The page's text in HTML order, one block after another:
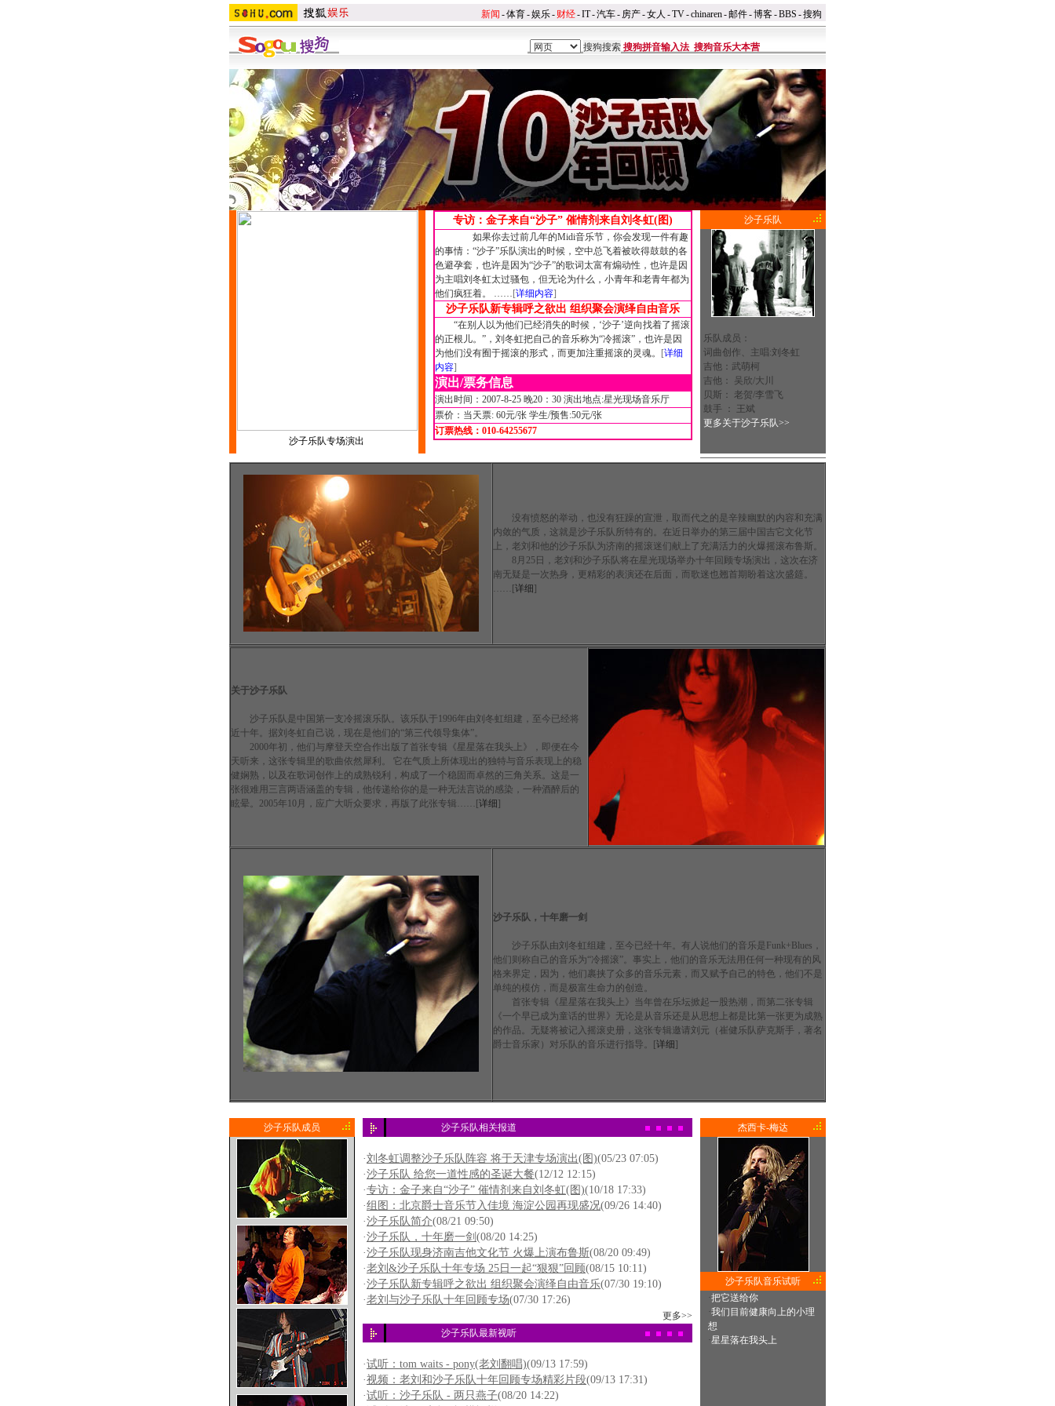
新闻 -体育-娱乐- 财经-IT-汽车- 房产-女人 -TV-chinaren-邮件-博客-BBS -搜狗
搜狗拼音输入法 搜狗音乐大本营
沙子乐队专场演出
专访：金子来自“沙子” 催情剂来自刘冬虹(图)
如果你去过前几年的Midi音乐节，你会发现一件有趣
的事情：“沙子”乐队演出的时候，空中总飞着被吹得鼓鼓的各
色避孕套，也许是因为“沙子”的歌词太富有煽动性，也许是因
为主唱刘冬虹太过骚包，但无论为什么，小青年和老青年都为
他们疯狂着。 …… [详细内容]
沙子乐队新专辑呼之欲出 组织聚会演绎自由音乐
“在别人以为他们已经消失的时候，‘沙子’逆向找着了摇滚
的正根儿。”，刘冬虹把自己的音乐称为“冷摇滚”，也许是因
为他们没有囿于摇滚的形式，而更加注重摇滚的灵魂。
[详细
内容]
演出/票务信息
演出时间：2007-8-25 晚20：30 演出地点:星光现场音乐厅
票价：当天票: 60元/张 学生/预售:50元/张
订票热线：010-64255677
沙子乐队
乐队成员：
词曲创作、主唱:刘冬虹
吉他：武萌柯
吉他： 吴欣/大川
贝斯： 老贺/李雪飞
鼓手 ： 王斌
更多关于沙子乐队>>
没有愤怒的举动，也没有狂躁的宣泄，取而代之的是辛辣幽默的内容和充满
内敛的气质，这就是沙子乐队所特有的。在近日举办的第三届中国吉它文化节
上，老刘和他的沙子乐队为济南的摇滚迷们献上了充满活力的火爆摇滚布鲁斯。
8月25日，老刘和沙子乐队将在星光现场举办十年回顾专场演出，这次在济
南无疑是一次热身，更精彩的表演还在后面，而歌迷也翘首期盼着这次盛筵。
……[详细 ]
关于沙子乐队
沙子乐队是中国第一支冷摇滚乐队。该乐队于1996年由刘冬虹组建，至今已经将
近十年。据刘冬虹自己说，现在是他们的“第三代领导集体”。
2000年初，他们与摩登天空合作出版了首张专辑《星星落在我头上》，即便在今
天听来，这张专辑里的歌曲依然犀利。 它在气质上所体现出的独特与音乐表现上的稳
健娴熟，以及在歌词创作上的成熟锐利，构成了一个稳固而卓然的三角关系。这是一
张很难用三言两语涵盖的专辑，他传递给你的是一种无法言说的感染，一种酒醉后的
眩晕。2005年10月，应广大听众要求，再版了此张专辑……[详细 ]
沙子乐队，十年磨一剑
沙子乐队由刘冬虹组建，至今已经十年。有人说他们的音乐是Funk+Blues，
他们则称自己的音乐为“冷摇滚”。事实上，他们的音乐无法用任何一种现有的风
格来界定，因为，他们裹挟了众多的音乐元素，而又赋予自己的特色，他们不是
单纯的模仿，而是极富生命力的创造。
首张专辑《星星落在我头上》当年曾在乐坛掀起一股热潮，而第二张专辑
《一个早已成为童话的世界》无论是从音乐还是从思想上都是比第一张更为成熟
的作品。无疑将被记入摇滚史册，这张专辑邀请刘元（崔健乐队萨克斯手，著名
爵士音乐家）对乐队的音乐进行指导。[详细 ]
沙子乐队成员 沙子乐队相关报道
·刘冬虹调整沙子乐队阵容 将于天津专场演出(图)(05/23 07:05)
·沙子乐队 给您一道性感的圣诞大餐(12/12 12:15)
·专访：金子来自“沙子” 催情剂来自刘冬虹(图)(10/18 17:33)
·组图：北京爵士音乐节入佳境 海淀公园再现盛况(09/26 14:40)
·沙子乐队简介(08/21 09:50)
·沙子乐队，十年磨一剑 (08/20 14:25)
·沙子乐队现身济南吉他文化节 火爆上演布鲁斯(08/20 09:49)
·老刘&沙子乐队十年专场 25日一起“狠狠”回顾(08/15 10:11)
·沙子乐队新专辑呼之欲出 组织聚会演绎自由音乐(07/30 19:10)
·老刘与沙子乐队十年回顾专场(07/30 17:26)
更多>>
沙子乐队最新视听
·试听：tom waits - pony(老刘翻唱)(09/13 17:59)
·视频：老刘和沙子乐队十年回顾专场精彩片段(09/13 17:31)
·试听：沙子乐队 - 两只燕子(08/20 14:22)
杰西卡-梅达
沙子乐队音乐试听
·把它送给你
·我们目前健康向上的小理
想
·星星落在我头上